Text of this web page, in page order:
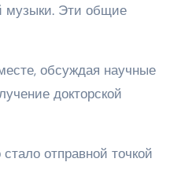
музыки. Эти общие
обсуждая научные
докторской
отправной точкой